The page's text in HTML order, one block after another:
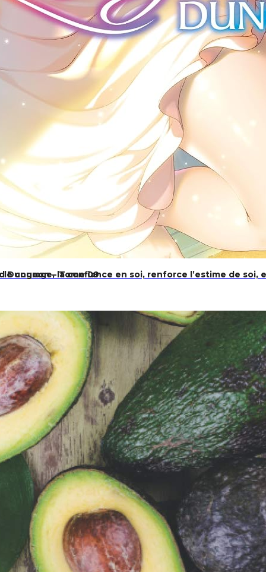
courage, la confiance en soi, renforce l’estime de soi,
Dungeon – Tome 09